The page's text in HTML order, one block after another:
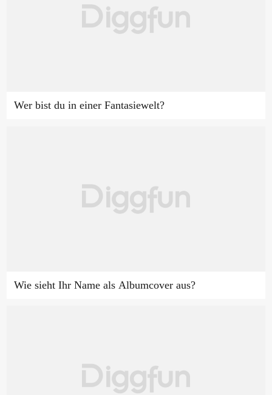
Wer bist du in einer Fantasiewelt?
Wie sieht Ihr Name als Albumcover aus?